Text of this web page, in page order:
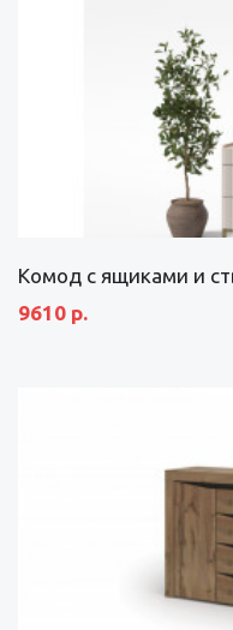
Комод с ящиками и
9610 р.